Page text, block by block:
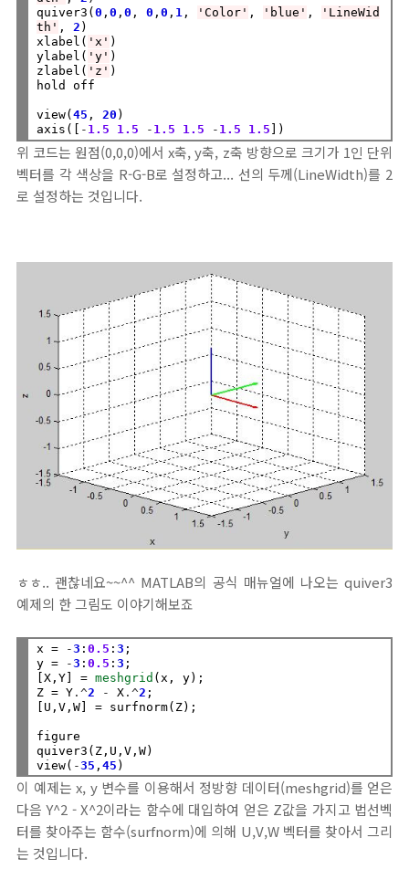
quiver3(0 ,0 ,0 , 0 ,0 , 1 , 'Color' , 'blue' ,
'LineWid
th' , 2 )
xlabel( 'x' )
ylabel( 'y' )
zlabel( 'z' )
hold off
view(45 , 20 )
axis([
- 1.5 1.5 - 1.5 1.5 - 1.5 1.5
위 코드는 원점(0,0,0)에서 x축, y축, z축 방향으로 크기가 1인 단위
벡터를 각 색상을 R-G-B로 설정하고... 선의 두께(LineWidth)를 2
로 설정하는 것입니다.
ㅎㅎ.. 괜찮네요~~^^ MATLAB의 공식 매뉴얼에 나오는 quiver3
예제의 한 그림도 이야기해보죠
x = -3 :0.5 :3 ;
y =
-3 :0.5 :3 ;
[X,Y] = meshgrid (x, y);
Z = Y .^2 - X .^2 ;
[U,V,W] = surfnorm(Z);
figure
quiver3(Z,U,V,W)
view( -35 ,45
이 예제는 x, y 변수를 이용해서 정방향 데이터(meshgrid)를 얻은
다음 Y^2 - X^2이라는 함수에 대입하여 얻은 Z값을 가지고 법선벡
터를 찾아주는 함수(surfnorm)에 의해 U,V,W 벡터를 찾아서 그리
는 것입니다.